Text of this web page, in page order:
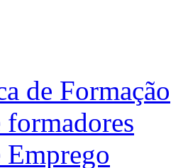
de Formação
formadores
Emprego